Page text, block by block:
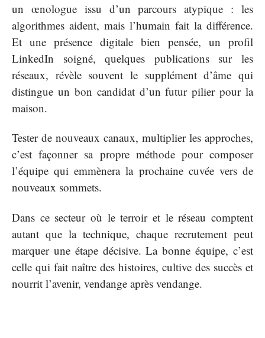
un œnologue issu d’un parcours atypique : les
algorithmes aident, mais l’humain fait la différence.
Et une présence digitale bien pensée, un profil
LinkedIn soigné, quelques publications sur les
réseaux, révèle souvent le supplément d’âme qui
distingue un bon candidat d’un futur pilier pour la
maison.
Tester de nouveaux canaux, multiplier les approches,
c’est façonner sa propre méthode pour composer
l’équipe qui emmènera la prochaine cuvée vers de
nouveaux sommets.
Dans ce secteur où le terroir et le réseau comptent
autant que la technique, chaque recrutement peut
marquer une étape décisive. La bonne équipe, c’est
celle qui fait naître des histoires, cultive des succès et
nourrit l’avenir, vendange après vendange.